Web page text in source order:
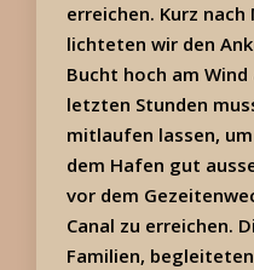
erreichen. Kurz
lichteten wir den
Bucht hoch am
letzten Stunden
mitlaufen lassen,
dem Hafen gut
vor dem
Canal zu erreichen.
Familien,